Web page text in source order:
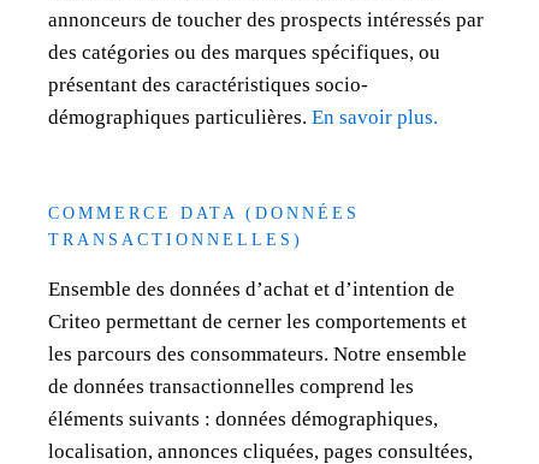
annonceurs de toucher des prospects intéressés par
des catégories ou des marques spécifiques, ou
présentant des caractéristiques socio-
démographiques particulières. En savoir plus.
COMMERCE DATA (DONNÉES
TRANSACTIONNELLES)
Ensemble des données d’achat et d’intention de
Criteo permettant de cerner les comportements et
les parcours des consommateurs. Notre ensemble
de données transactionnelles comprend les
éléments suivants : données démographiques,
localisation, annonces cliquées, pages consultées,